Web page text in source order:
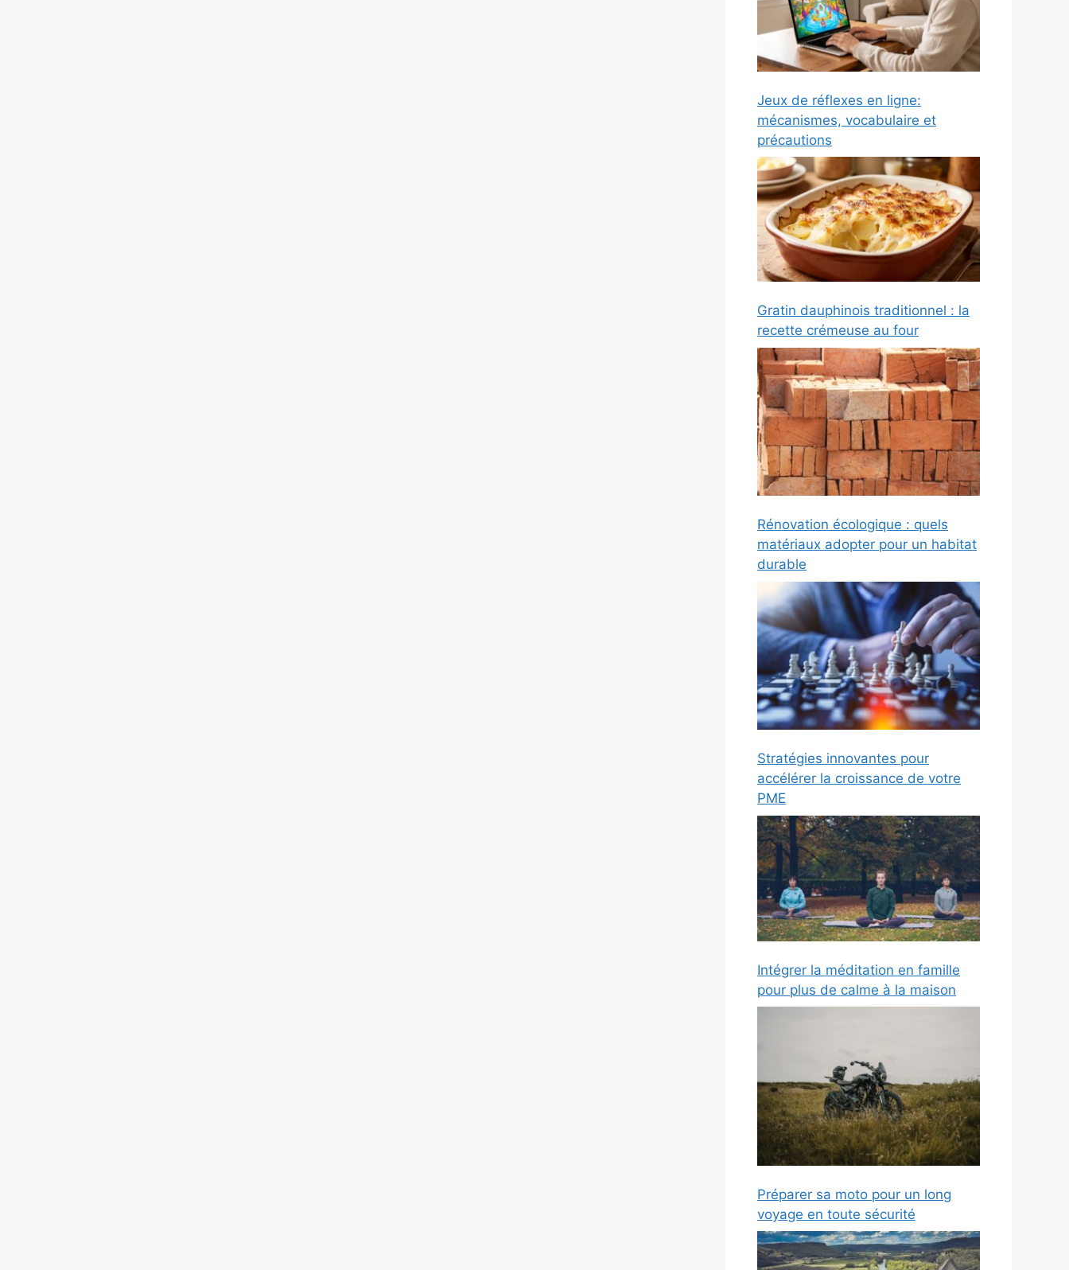
Jeux de réflexes en ligne:
mécanismes, vocabulaire et
précautions
Gratin dauphinois traditionnel : la
recette crémeuse au four
Rénovation écologique : quels
matériaux adopter pour un habitat
durable
Stratégies innovantes pour
accélérer la croissance de votre
PME
Intégrer la méditation en famille
pour plus de calme à la maison
Préparer sa moto pour un long
voyage en toute sécurité